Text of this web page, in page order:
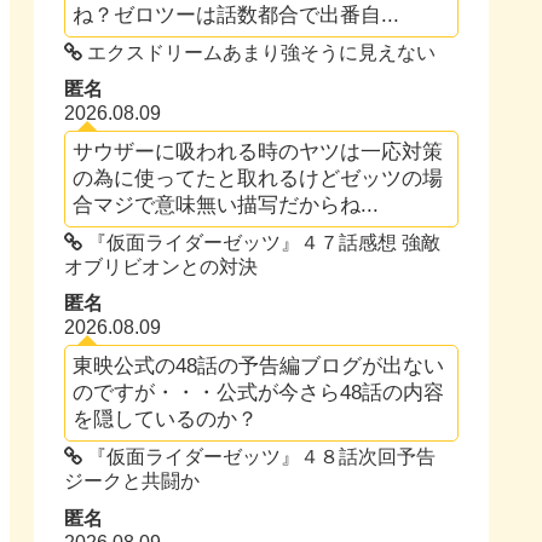
ね？ゼロツーは話数都合で出番自...
エクスドリームあまり強そうに見えない
匿名
2026.08.09
サウザーに吸われる時のヤツは一応対策
の為に使ってたと取れるけどゼッツの場
合マジで意味無い描写だからね...
『仮面ライダーゼッツ』４７話感想 強敵
オブリビオンとの対決
匿名
2026.08.09
東映公式の48話の予告編ブログが出ない
のですが・・・公式が今さら48話の内容
を隠しているのか？
『仮面ライダーゼッツ』４８話次回予告
ジークと共闘か
匿名